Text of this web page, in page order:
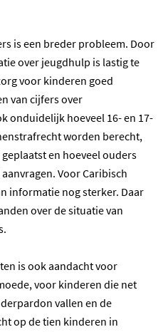
is een breder probleem. Door
over jeugdhulp is lastig te
voor kinderen goed
van cijfers over
onduidelijk hoeveel 16- en 17-
worden berecht,
en hoeveel ouders
Voor Caribisch
informatie nog sterker. Daar
over de situatie van
is ook aandacht voor
voor kinderen die net
vallen en de
op de tien kinderen in